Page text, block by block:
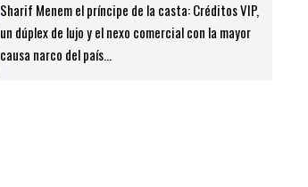
Sharif Menem el príncipe de la casta: Créditos VIP,
un dúplex de lujo y el nexo comercial con la mayor
causa narco del país...